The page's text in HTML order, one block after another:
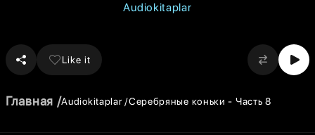
Audiokitaplar
Like it
Главная Audiokitaplar Серебряные коньки - Часть 8